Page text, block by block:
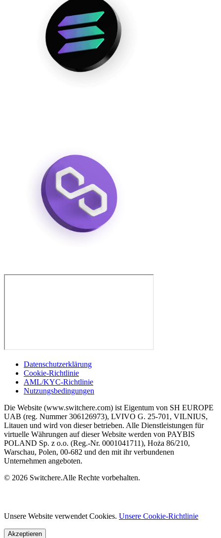
Datenschutzerklärung
Cookie-Richtlinie
AML/KYC-Richtlinie
Nutzungsbedingungen
Die Website (www.switchere.com) ist Eigentum von SH EUROPE
UAB (reg. Nummer 306126973), LVIVO G. 25-701, VILNIUS,
Litauen und wird von dieser betrieben. Alle Dienstleistungen für
virtuelle Währungen auf dieser Website werden von PAYBIS
POLAND Sp. z o.o. (Reg.-Nr. 0001041711), Hoża 86/210,
Warschau, Polen, 00-682 und den mit ihr verbundenen
Unternehmen angeboten.
© 2026 Switchere.Alle Rechte vorbehalten.
Unsere Website verwendet Cookies. Unsere Cookie-Richtlinie
Akzeptieren